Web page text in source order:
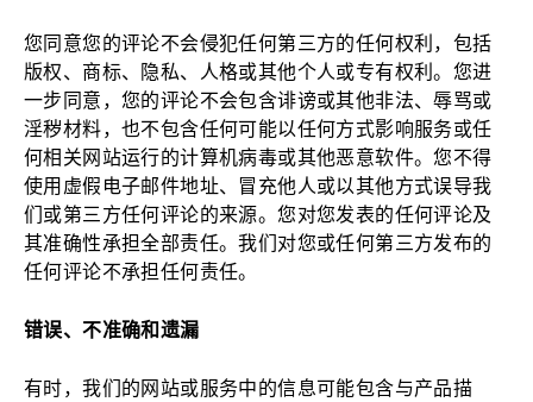
您同意您的评论不会侵犯任何第三方的任何权利，包括
版权、商标、隐私、人格或其他个人或专有权利。您进
一步同意，您的评论不会包含诽谤或其他非法、辱骂或
淫秽材料，也不包含任何可能以任何方式影响服务或任
何相关网站运行的计算机病毒或其他恶意软件。您不得
使用虚假电子邮件地址、冒充他人或以其他方式误导我
们或第三方任何评论的来源。您对您发表的任何评论及
其准确性承担全部责任。我们对您或任何第三方发布的
任何评论不承担任何责任。
错误、不准确和遗漏
有时，我们的网站或服务中的信息可能包含与产品描